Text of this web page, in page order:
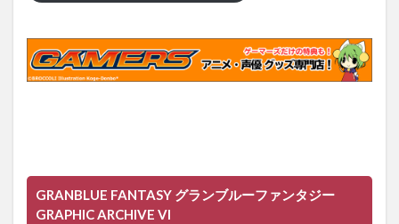
GRANBLUE FANTASY グランブルーファンタジー
GRAPHIC ARCHIVE VI